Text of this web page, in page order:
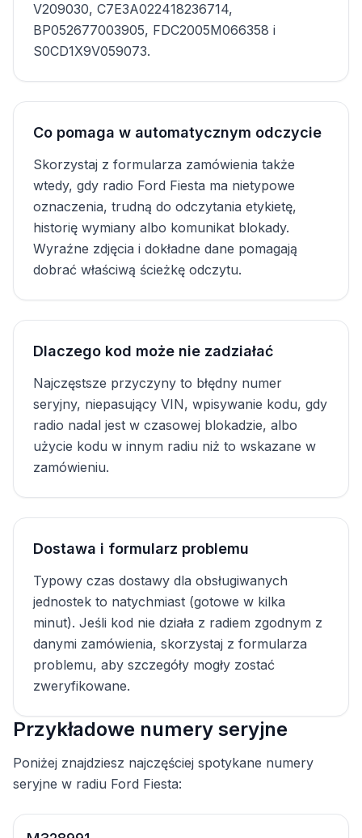
V209030, C7E3A022418236714,
BP052677003905, FDC2005M066358 i
S0CD1X9V059073.
Co pomaga w automatycznym odczycie
Skorzystaj z formularza zamówienia także
wtedy, gdy radio Ford Fiesta ma nietypowe
oznaczenia, trudną do odczytania etykietę,
historię wymiany albo komunikat blokady.
Wyraźne zdjęcia i dokładne dane pomagają
dobrać właściwą ścieżkę odczytu.
Dlaczego kod może nie zadziałać
Najczęstsze przyczyny to błędny numer
seryjny, niepasujący VIN, wpisywanie kodu, gdy
radio nadal jest w czasowej blokadzie, albo
użycie kodu w innym radiu niż to wskazane w
zamówieniu.
Dostawa i formularz problemu
Typowy czas dostawy dla obsługiwanych
jednostek to natychmiast (gotowe w kilka
minut). Jeśli kod nie działa z radiem zgodnym z
danymi zamówienia, skorzystaj z formularza
problemu, aby szczegóły mogły zostać
zweryfikowane.
Przykładowe numery seryjne
Poniżej znajdziesz najczęściej spotykane numery
seryjne w radiu Ford Fiesta: